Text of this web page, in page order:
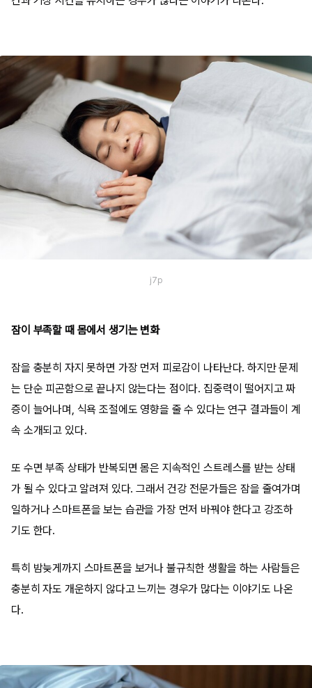
j7p
잠이 부족할 때 몸에서 생기는 변화
잠을 충분히 자지 못하면 가장 먼저 피로감이 나타난다. 하지만 문제
는 단순 피곤함으로 끝나지 않는다는 점이다. 집중력이 떨어지고 짜
증이 늘어나며, 식욕 조절에도 영향을 줄 수 있다는 연구 결과들이 계
속 소개되고 있다.
또 수면 부족 상태가 반복되면 몸은 지속적인 스트레스를 받는 상태
가 될 수 있다고 알려져 있다. 그래서 건강 전문가들은 잠을 줄여가며
일하거나 스마트폰을 보는 습관을 가장 먼저 바꿔야 한다고 강조하
기도 한다.
특히 밤늦게까지 스마트폰을 보거나 불규칙한 생활을 하는 사람들은
충분히 자도 개운하지 않다고 느끼는 경우가 많다는 이야기도 나온
다.